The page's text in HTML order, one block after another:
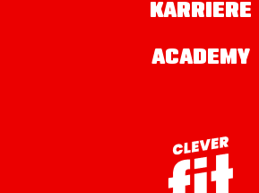
KARRIERE
ACADEMY